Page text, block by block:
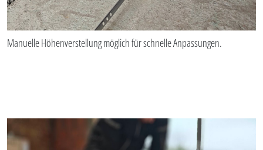
Manuelle Höhenverstellung möglich für schnelle Anpassungen.